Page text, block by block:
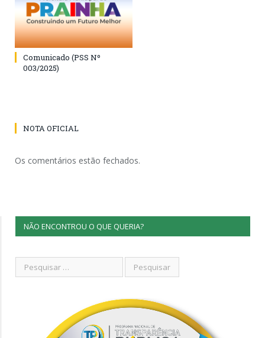
Comunicado (PSS Nº
003/2025)
NOTA OFICIAL
Os comentários estão fechados.
NÃO ENCONTROU O QUE QUERIA?